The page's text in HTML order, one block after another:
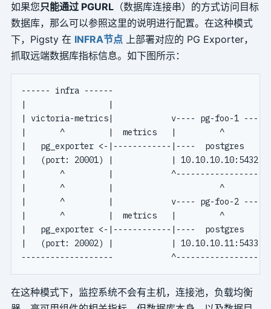
如果您只能通过 PGURL（数据库连接串）的方式访问目标
数据库，那么可以参照这里的说明进行配置。在这种模式
下，Pigsty 在 INFRA节点上部署对应的 PG Exporter，
抓取远端数据库指标信息。如下图所示：
------ infra ------
| victoria-metrics|            v---- pg-foo-1 ----v
|       ^         |  metrics   |         ^        |
|   pg_exporter <-|------------|----  postgres    |
|   (port: 20001) |            | 10.10.10.10:5432 |
|       ^         |            ^------------------^
|       ^         |                      ^
|       ^         |            v---- pg-foo-2 ----v
|       ^         |  metrics   |         ^        |
|   pg_exporter <-|------------|----  postgres    |
|   (port: 20002) |            | 10.10.10.11:5433 |
在这种模式下，监控系统不会有主机，连接池，负载均衡